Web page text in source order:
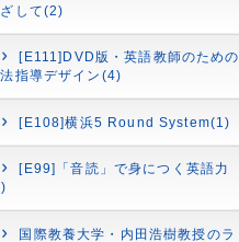
して(2)
[E111]DVD版・英語教師のための
指導デザイン(4)
[E108]横浜5 Round System(1)
[E99]「音読」で身につく英語力
国際教養大学・内田浩樹教授のラ